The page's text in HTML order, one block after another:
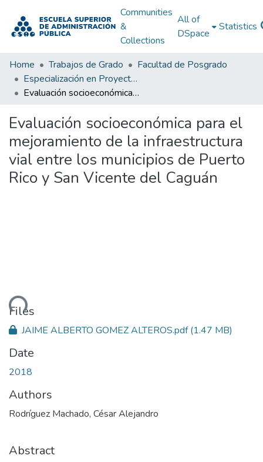
Communities
&
Collections
All of
DSpace
Statistics
Home Trabajos de Grado
Facultad de Posgrado
Especialización en Proyectos de Desarrollo
Evaluación socioeconómica para el mejoramiento de la infraestructura vial entre los municipios de Puerto Rico y San Vicente del Caguán
Evaluación socioeconómica para el
mejoramiento de la infraestructura
vial entre los municipios de Puerto
Rico y San Vicente del Caguán
Files
JAIME ALBERTO GOMEZ ALTEROS.pdf(1.47 MB)
Date
2018
Authors
Rodríguez Machado, César Alejandro
Abstract